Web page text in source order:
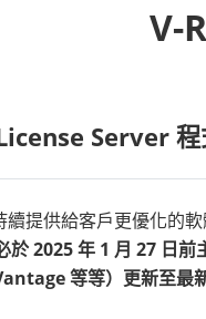
V-
Server
續提供給客戶更優化
於 2025 年 1 月 27 日
等等）更新至最